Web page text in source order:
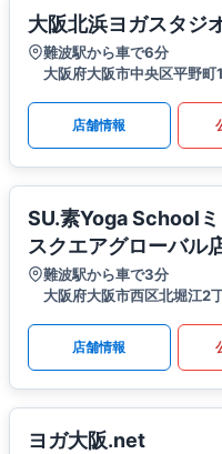
大阪北浜ヨガスタジ
難波駅から車で6分
大阪府大阪市中央区平野
店舗情報
SU.素Yoga School
スクエアグローバル
難波駅から車で3分
大阪府大阪市西区北堀江2
店舗情報
ヨガ大阪.net